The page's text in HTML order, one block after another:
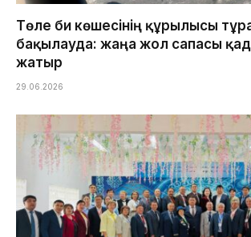
Төле би көшесінің құрылысы
бақылауда: жаңа жол сапасы
жатыр
29.06.2026